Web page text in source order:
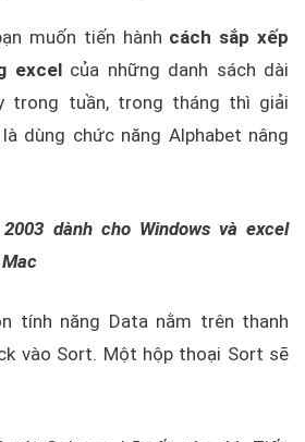
muốn tiến hành cách sắp xếp
excelcủa những danh sách dài
trong tuần, trong tháng thì giải
dùng chức năng Alphabet nâng
dành cho Windows và excel
tính năng Data nằm trên thanh
vào Sort. Một hộp thoại Sort sẽ